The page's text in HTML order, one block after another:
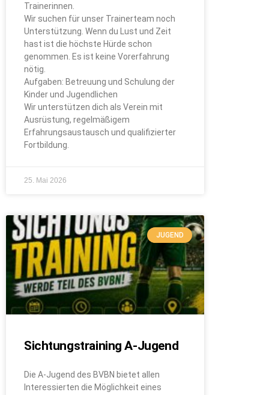
Trainerinnen.
Wir suchen für unser Trainerteam noch
Unterstützung. Wenn du Lust und Zeit
hast ist die höchste Hürde schon
genommen. Es ist keine Vorerfahrung
nötig.
Aufgaben: Betreuung und Schulung der
Kinder und Jugendlichen
Wir unterstützen dich als Verein mit
Ausrüstung, regelmäßigem
Erfahrungsaustausch und qualifizierter
Fortbildung.
25. Mai 2026
JUGEND
Sichtungstraining A-Jugend
Die A-Jugend des BVBN bietet allen
Interessierten die Möglichkeit eines